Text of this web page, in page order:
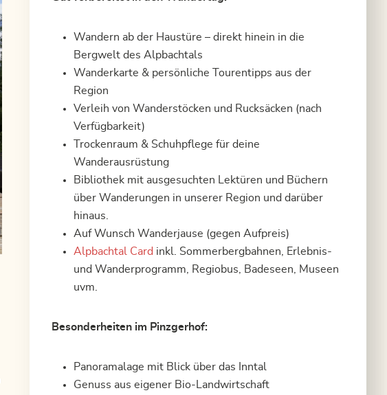
Wandern ab der Haustüre – direkt hinein in die
Bergwelt des Alpbachtals
Wanderkarte & persönliche Tourentipps aus der
Region
Verleih von Wanderstöcken und Rucksäcken (nach
Verfügbarkeit)
Trockenraum & Schuhpflege für deine
Wanderausrüstung
Bibliothek mit ausgesuchten Lektüren und Büchern
über Wanderungen in unserer Region und darüber
hinaus.
Auf Wunsch Wanderjause (gegen Aufpreis)
Alpbachtal Card inkl. Sommerbergbahnen, Erlebnis-
und Wanderprogramm, Regiobus, Badeseen, Museen
uvm.
Besonderheiten im Pinzgerhof:
Panoramalage mit Blick über das Inntal
Genuss aus eigener Bio-Landwirtschaft